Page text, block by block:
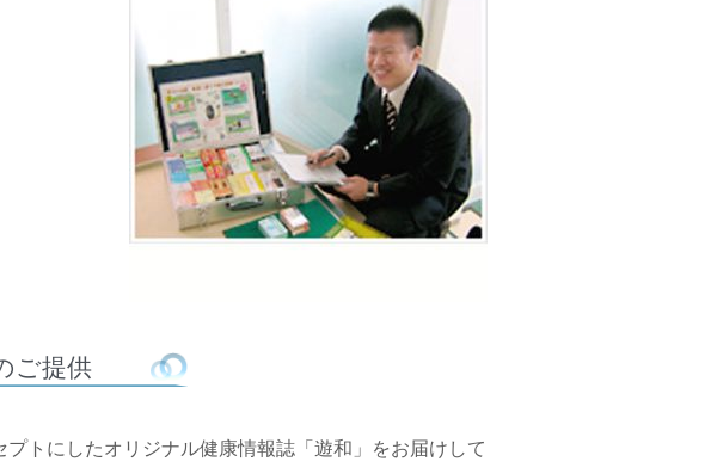
ご提供
トにしたオリジナル健康情報誌「遊和」をお届けして